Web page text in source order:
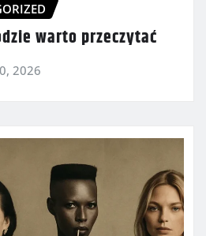
warto przeczytać
2026